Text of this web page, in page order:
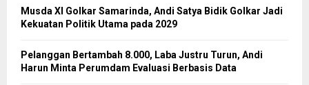
Musda XI Golkar Samarinda, Andi Satya Bidik Golkar Jadi
Kekuatan Politik Utama pada 2029
Pelanggan Bertambah 8.000, Laba Justru Turun, Andi
Harun Minta Perumdam Evaluasi Berbasis Data